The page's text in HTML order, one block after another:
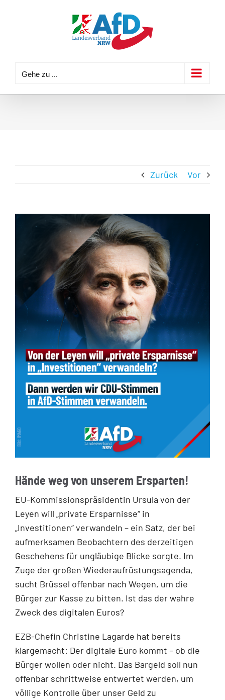
Gehe zu ...
Zurück Vor
Hände weg von unserem Ersparten!
EU-Kommissionspräsidentin Ursula von der
Leyen will „private Ersparnisse“ in
„Investitionen“ verwandeln – ein Satz, der bei
aufmerksamen Beobachtern des derzeitigen
Geschehens für ungläubige Blicke sorgte. Im
Zuge der großen Wiederaufrüstungsagenda,
sucht Brüssel offenbar nach Wegen, um die
Bürger zur Kasse zu bitten. Ist das der wahre
Zweck des digitalen Euros?
EZB-Chefin Christine Lagarde hat bereits
klargemacht: Der digitale Euro kommt – ob die
Bürger wollen oder nicht. Das Bargeld soll nun
offenbar schrittweise entwertet werden, um
völlige Kontrolle über unser Geld zu